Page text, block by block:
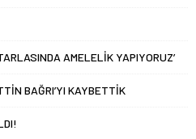
AMELELİK YAPIYORUZ’
BAĞRI’YI KAYBETTİK